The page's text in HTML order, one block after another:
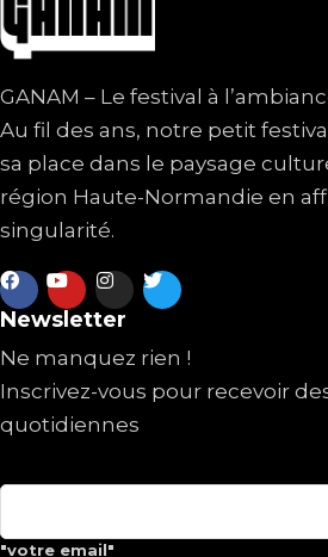
GANAM – Le festival à
Au fil des ans, notre petit
sa place dans le paysage
région Haute-Normandie en
singularité.
Newsletter
Ne manquez rien !
Inscrivez-vous pour recevoir
quotidiennes
"votre email"